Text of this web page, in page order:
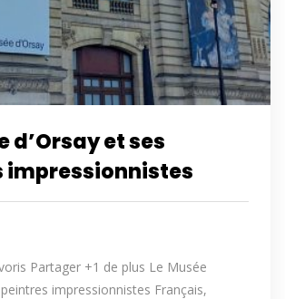
d’Orsay et ses
impressionnistes
Partager +1 de plus Le Musée
peintres impressionnistes Français,